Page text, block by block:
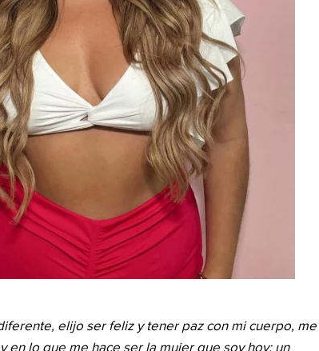
elijo ser feliz y tener paz con mi cuerpo, me